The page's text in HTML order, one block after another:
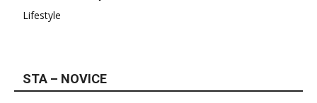
Lifestyle
STA – NOVICE